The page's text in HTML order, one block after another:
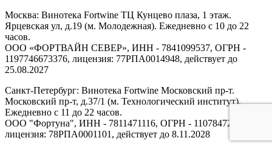
Москва: Винотека Fortwine ТЦ Кунцево плаза, 1 этаж.
Ярцевская ул, д.19 (м. Молодежная). Ежедневно с 10 до 22
часов.
ООО «ФОРТВАЙН СЕВЕР», ИНН - 7841099537, ОГРН -
1197746673376, лицензия: 77РПА0014948, действует до
25.08.2027
Санкт-Петербург: Винотека Fortwine Московский пр-т.
Московский пр-т, д.37/1 (м. Технологический институт).
Ежедневно с 11 до 22 часов.
ООО "Фортуна", ИНН - 7811471116, ОГРН - 1107847277438,
лицензия: 78РПА0001101, действует до 8.11.2028